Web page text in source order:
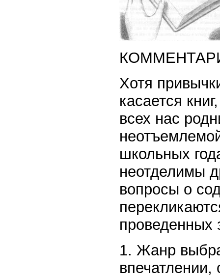
Хотя
касается
всех нас
школьных
неотделимы
вопросы о
проведенных
1. Жанр